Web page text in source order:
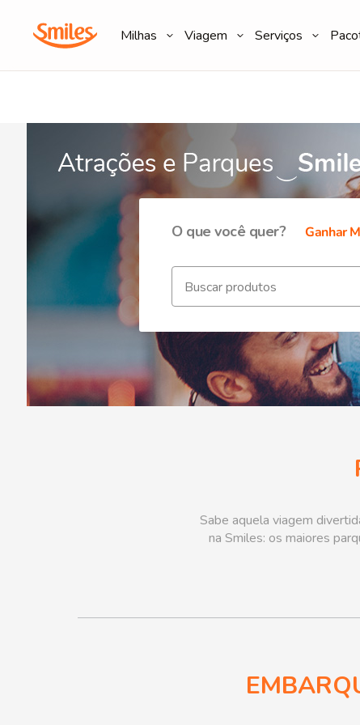
Milhas Viagem Serviços
O que você quer? Ganhar
Sabe aquela viagem
na Smiles: os maiores